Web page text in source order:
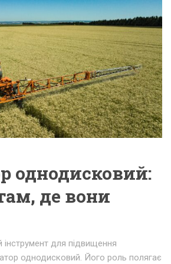
однодисковий:
де вони
для підвищення
однодисковий. Його роль полягає